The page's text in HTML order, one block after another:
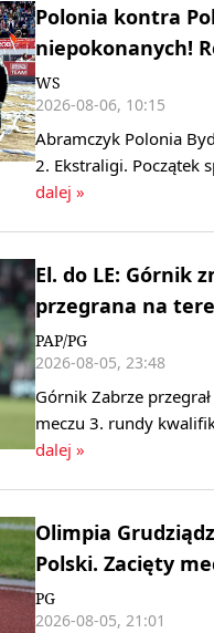
Polonia kontra
niepokonanych!
WS
2026-08-06, 10:15
Abramczyk Polonia
2. Ekstraligi. Początek
dalej »
El. do LE: Górnik
przegrana na
PAP/PG
2026-08-05, 23:48
Górnik Zabrze
meczu 3. rundy
dalej »
Olimpia
Polski. Zacięty
PG
2026-08-05, 21:01